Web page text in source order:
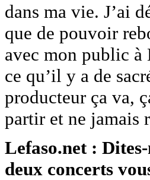
dans ma vie. J’ai
que de pouvoir
avec mon public à
ce qu’il y a de
producteur ça va,
partir et ne jamais
Lefaso.net :
deux concerts